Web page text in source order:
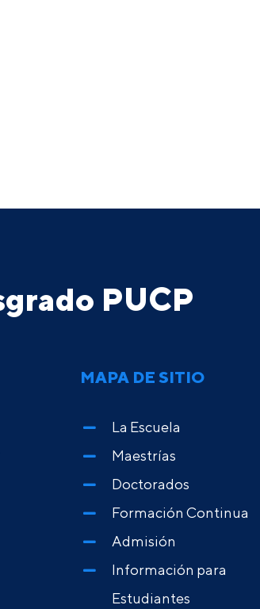
PUCP
MAPA DE SITIO
La Escuela
Maestrías
Doctorados
Formación Continua
Admisión
Información para
Estudiantes